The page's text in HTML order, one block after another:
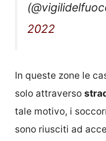
2022
In queste zone le
solo attraverso
tale motivo, i
sono riusciti ad